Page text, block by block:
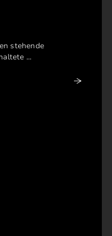
stehende
…